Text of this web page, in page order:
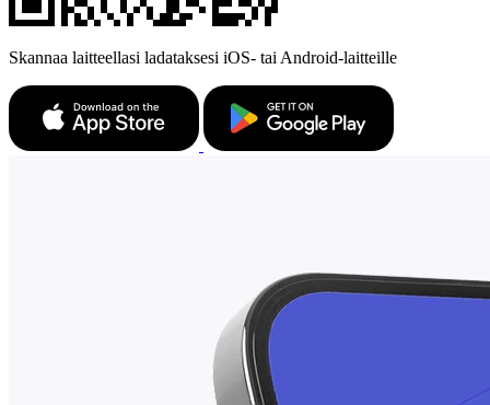
Skannaa laitteellasi ladataksesi iOS- tai Android-laitteille